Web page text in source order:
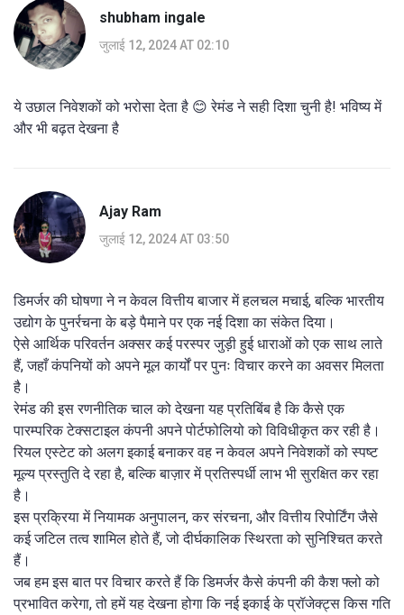
shubham ingale
जुलाई 12, 2024 AT 02:10
ये उछाल निवेशकों को भरोसा देता है 😊 रेमंड ने सही दिशा चुनी है! भविष्य में
और भी बढ़त देखना है
Ajay Ram
जुलाई 12, 2024 AT 03:50
डिमर्जर की घोषणा ने न केवल वित्तीय बाजार में हलचल मचाई, बल्कि भारतीय
उद्योग के पुनर्रचना के बड़े पैमाने पर एक नई दिशा का संकेत दिया।
ऐसे आर्थिक परिवर्तन अक्सर कई परस्पर जुड़ी हुई धाराओं को एक साथ लाते
हैं, जहाँ कंपनियों को अपने मूल कार्यों पर पुनः विचार करने का अवसर मिलता
है।
रेमंड की इस रणनीतिक चाल को देखना यह प्रतिबिंब है कि कैसे एक
पारम्परिक टेक्सटाइल कंपनी अपने पोर्टफोलियो को विविधीकृत कर रही है।
रियल एस्टेट को अलग इकाई बनाकर वह न केवल अपने निवेशकों को स्पष्ट
मूल्य प्रस्तुति दे रहा है, बल्कि बाज़ार में प्रतिस्पर्धी लाभ भी सुरक्षित कर रहा
है।
इस प्रक्रिया में नियामक अनुपालन, कर संरचना, और वित्तीय रिपोर्टिंग जैसे
कई जटिल तत्व शामिल होते हैं, जो दीर्घकालिक स्थिरता को सुनिश्चित करते
हैं।
जब हम इस बात पर विचार करते हैं कि डिमर्जर कैसे कंपनी की कैश फ्लो को
प्रभावित करेगा, तो हमें यह देखना होगा कि नई इकाई के प्रॉजेक्ट्स किस गति